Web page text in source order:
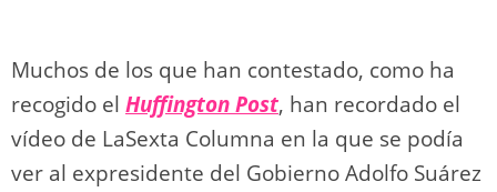
Muchos de los que han contestado, como ha
recogido el Huffington Post, han recordado el
vídeo de LaSexta Columna en la que se podía
ver al expresidente del Gobierno Adolfo Suárez